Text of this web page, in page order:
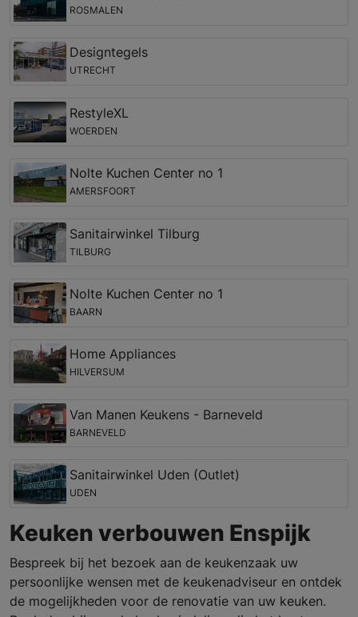
ROSMALEN
Designtegels
UTRECHT
RestyleXL
WOERDEN
Nolte Kuchen Center no 1
AMERSFOORT
Sanitairwinkel Tilburg
TILBURG
Nolte Kuchen Center no 1
BAARN
Home Appliances
HILVERSUM
Van Manen Keukens - Barneveld
BARNEVELD
Sanitairwinkel Uden (Outlet)
UDEN
Keuken verbouwen Enspijk
Bespreek bij het bezoek aan de keukenzaak uw
persoonlijke wensen met de keukenadviseur en ontdek
de mogelijkheden voor de renovatie van uw keuken.